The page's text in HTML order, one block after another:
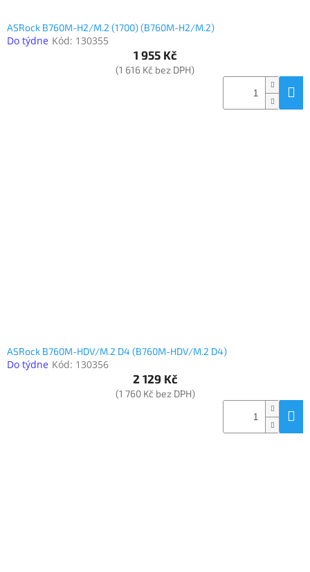
ASRock B760M-H2/M.2 (1700) (B760M-H2/M.2)
Do týdne Kód: 130355
1 955 Kč
(1 616 Kč bez DPH)
ASRock B760M-HDV/M.2 D4 (B760M-HDV/M.2 D4)
Do týdne Kód: 130356
2 129 Kč
(1 760 Kč bez DPH)